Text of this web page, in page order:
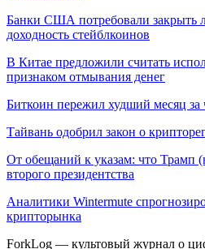
Банки США потребовали закрыть
доходность стейблкоинов
В Китае предложили считать
признаком отмывания денег
Биткоин пережил худший месяц за
Тайвань одобрил закон о
От обещаний к указам: что Трамп
второго президентства
Аналитики Wintermute
крипторынка
ForkLog — культовый журнал о